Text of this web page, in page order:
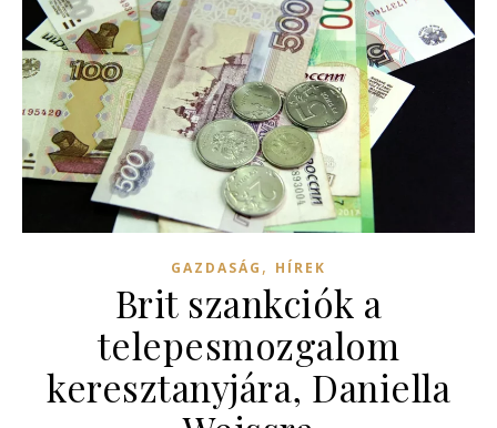
GAZDASÁG , HÍREK
Brit szankciók a
telepesmozgalom
keresztanyjára, Daniella